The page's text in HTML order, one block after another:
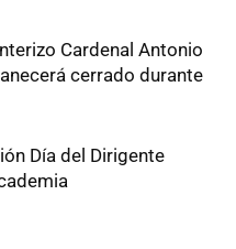
Cardenal Antonio
cerrado durante
Día del Dirigente